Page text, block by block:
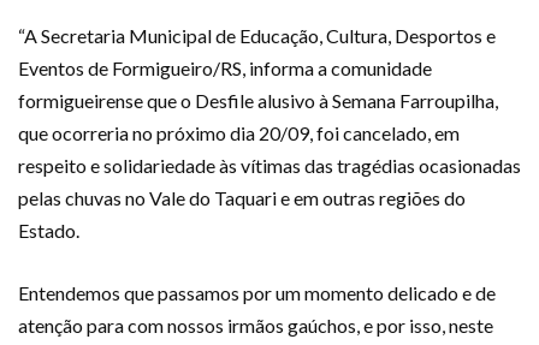
“A Secretaria Municipal de Educação, Cultura, Desportos e
Eventos de Formigueiro/RS, informa a comunidade
formigueirense que o Desfile alusivo à Semana Farroupilha,
que ocorreria no próximo dia 20/09, foi cancelado, em
respeito e solidariedade às vítimas das tragédias ocasionadas
pelas chuvas no Vale do Taquari e em outras regiões do
Estado.
Entendemos que passamos por um momento delicado e de
atenção para com nossos irmãos gaúchos, e por isso, neste